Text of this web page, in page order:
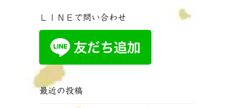
ＬＩＮＥで問い合わせ
最近の投稿